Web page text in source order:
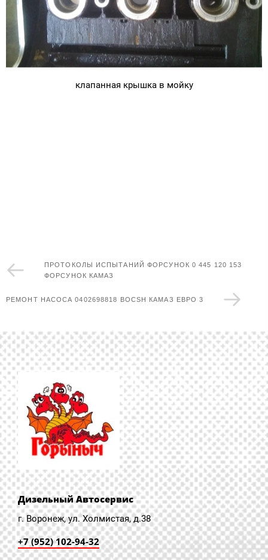
клапанная крышка в мойку
ПРОТОКОЛЫ ИСПЫТАНИЙ ФОРСУНОК 0 445 120 153
ФОРСУНОК КАМАЗ
РЕМОНТ НАСОСА 0402698818 BOCSH КАМАЗ ЕВРО 3
Дизельный Автосервис
г. Воронеж, ул. Холмистая, д.38
+7 (952) 102-94-32